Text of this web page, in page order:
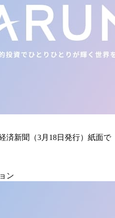
済新聞（3月18日発行）紙面で
ン